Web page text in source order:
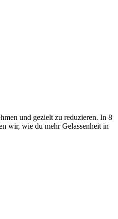
und gezielt zu reduzieren. In 8
wir, wie du mehr Gelassenheit in